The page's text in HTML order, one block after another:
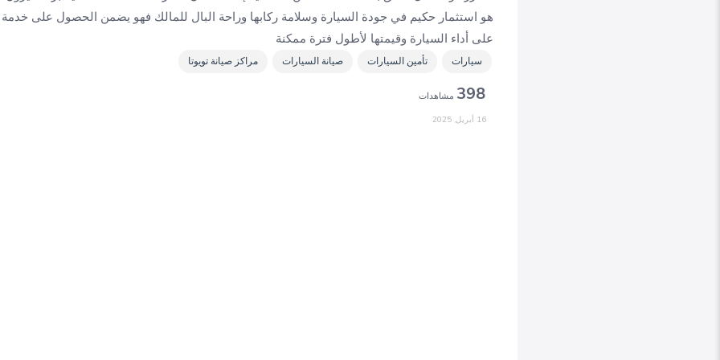
هو استثمار حكيم في جودة السيارة وسلامة ركابها وراحة البال للمالك فهو يضمن الحصول على
على أداء السيارة وقيمتها لأطول فترة ممكنة
سيارات تأمين السيارات صيانة السيارات مراكز صيانة تويوتا
398 مشاهدات
16 أبريل, 2025